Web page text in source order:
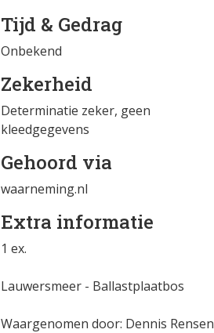
Tijd & Gedrag
Onbekend
Zekerheid
Determinatie zeker, geen
kleedgegevens
Gehoord via
waarneming.nl
Extra informatie
1 ex.
Lauwersmeer - Ballastplaatbos
Waargenomen door: Dennis Rensen